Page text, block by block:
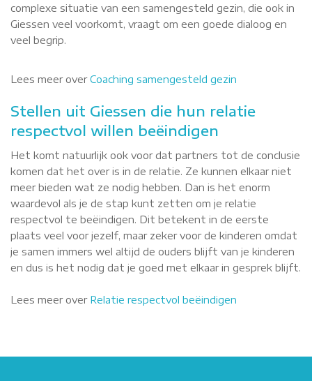
complexe situatie van een samengesteld gezin, die ook in
Giessen veel voorkomt, vraagt om een goede dialoog en
veel begrip.
Lees meer overCoaching samengesteld gezin
Stellen uit Giessen die hun relatie
respectvol willen beëindigen
Het komt natuurlijk ook voor dat partners tot de conclusie
komen dat het over is in de relatie. Ze kunnen elkaar niet
meer bieden wat ze nodig hebben. Dan is het enorm
waardevol als je de stap kunt zetten om je relatie
respectvol te beëindigen. Dit betekent in de eerste
plaats veel voor jezelf, maar zeker voor de kinderen omdat
je samen immers wel altijd de ouders blijft van je kinderen
en dus is het nodig dat je goed met elkaar in gesprek blijft.
Lees meer over Relatie respectvol beëindigen